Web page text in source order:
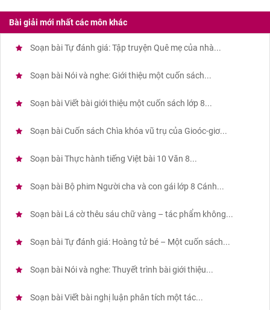
Bài giải mới nhất các môn khác
Soạn bài Tự đánh giá: Tập truyện Quê mẹ của nhà...
Soạn bài Nói và nghe: Giới thiệu một cuốn sách...
Soạn bài Viết bài giới thiệu một cuốn sách lớp 8...
Soạn bài Cuốn sách Chìa khóa vũ trụ của Gioóc-giơ...
Soạn bài Thực hành tiếng Việt bài 10 Văn 8...
Soạn bài Bộ phim Người cha và con gái lớp 8 Cánh...
Soạn bài Lá cờ thêu sáu chữ vàng – tác phẩm không...
Soạn bài Tự đánh giá: Hoàng tử bé – Một cuốn sách...
Soạn bài Nói và nghe: Thuyết trình bài giới thiệu...
Soạn bài Viết bài nghị luận phân tích một tác...